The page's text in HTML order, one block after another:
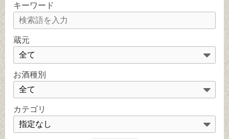
キーワード
蔵元
お酒種別
カテゴリ